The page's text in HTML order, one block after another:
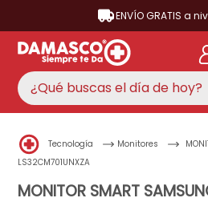
ENVÍO GRATIS a
¿Qué buscas el día de hoy?
Tecnología Monitores
LS32CM701UNXZA
MONITOR SMART
TÉRMINOS MÁS BUSCADOS
1. aire acondicionado
2. nevera